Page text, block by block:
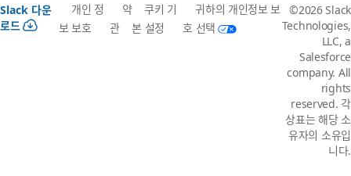
Slack 다운
로드
개인 정
보 보호
약
관
쿠키 기
본 설정
귀하의 개인정보 보
호 선택
©2026 Slack
Technologies,
LLC, a
Salesforce
company. All
rights
reserved. 각
상표는 해당 소
유자의 소유입
니다.